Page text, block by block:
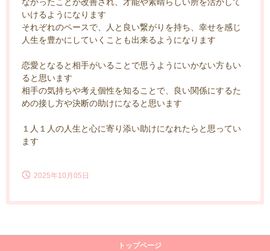
いけるようになります
それぞれのペースで、人と良い繋がりを持ち、幸せを感じ
人生を豊かにしていくことも出来るようになります
恋愛となると相手がいることで思うようにいかない方もい
ると思います
相手の気持ちや考え個性を知ることで、良い関係にするた
めの接し方や決断の助けになると思います
１人１人の人生と心に寄り添い助けになれたらと思ってい
ます
2025年10月05日
トップページ